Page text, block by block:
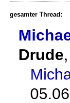
gesamter Thread:
Drude,